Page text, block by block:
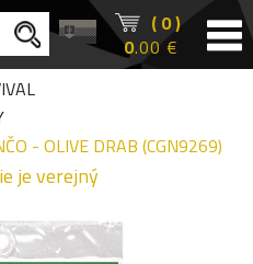
( 0 )
0.00 €
- OLIVE DRAB (CGN9269)
je verejný